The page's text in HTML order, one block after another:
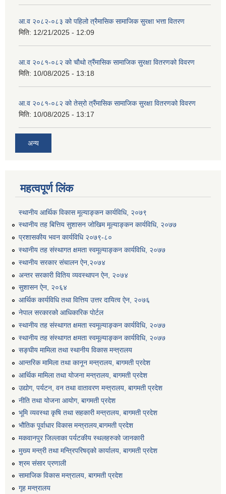
आ.व २०८२-०८३ को पहिलो त्रैमासिक सामाजिक सुरक्षा भत्ता वितरण
मिति: 12/21/2025 - 12:09
आ.व २०८१-०८२ को चौथो त्रैंमासिक सामाजिक सुरक्षा वितरणको विवरण
मिति: 10/08/2025 - 13:18
आ.व २०८१-०८२ को तेस्रो त्रैंमासिक सामाजिक सुरक्षा वितरणको विवरण
मिति: 10/08/2025 - 13:17
अन्य
महत्वपूर्ण लिंक
स्थानीय आर्थिक विकास मूल्याङ्कन कार्यविधि, २०७९
स्थानीय तह बित्तिय सुशासन जोखिम मूल्याङ्कन कार्यविधि, २०७७
प्रशासकीय भवन कार्यविधि २०७९-८०
स्थानीय तह संस्थागत क्षमता स्वमूल्याङ्कन कार्यविधि, २०७७
स्थानीय सरकार संचालन ऐन,२०७४
अन्तर सरकारी वितिय व्यवस्थापन ऐन, २०७४
सुशासन ऐन, २०६४
आर्थिक कार्यविधि तथा वित्तिय उत्तर दायित्व ऐन, २०७६
नेपाल सरकारको आधिकारिक पोर्टल
स्थानीय तह संस्थागत क्षमता स्वमूल्याङ्कन कार्यविधि, २०७७
स्थानीय तह संस्थागत क्षमता स्वमूल्याङ्कन कार्यविधि, २०७७
सङ्घीय मामिला तथा स्थानीय विकास मन्त्रालय
आन्तरिक मामिला तथा कानून मन्त्रालय, बागमती प्रदेश
आर्थिक मामिला तथा योजना मन्त्रालय, बागमती प्रदेश
उद्योग, पर्यटन, वन तथा वातावरण मन्त्रालय, बागमती प्रदेश
नीति तथा योजना आयोग, बागमती प्रदेश
भूमि व्यवस्था कृषि तथा सहकारी मन्त्रालय, बागमती प्रदेश
भौतिक पूर्वाधार विकास मन्त्रालय,बागमती प्रदेश
मकवानपुर जिल्लाका पर्यटकीय स्थलहरुको जानकारी
मुख्य मन्त्री तथा मन्त्रिपरिषद्को कार्यालय, बागमती प्रदेश
श्रम संसार प्रणाली
सामाजिक विकास मन्त्रालय, बागमती प्रदेश
गृह मन्त्रालय